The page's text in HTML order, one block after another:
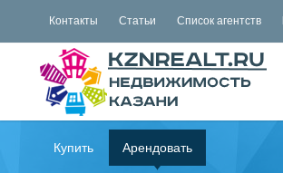
Контакты Статьи Список агентств
Купить Арендовать